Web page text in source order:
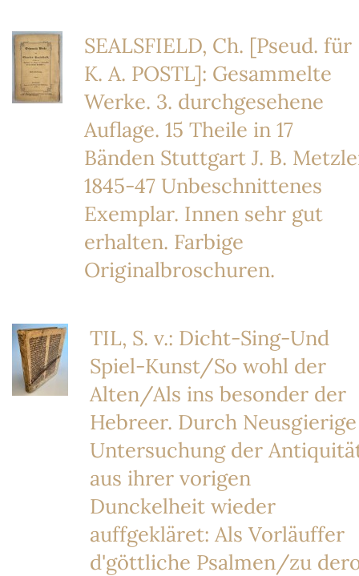
SEALSFIELD, Ch. [Pseud. für
K. A. POSTL]: Gesammelte
Werke. 3. durchgesehene
Auflage. 15 Theile in 17
Bänden Stuttgart J. B.
1845-47 Unbeschnittenes
Exemplar. Innen sehr gut
erhalten. Farbige
Originalbroschuren.
TIL, S. v.: Dicht-Sing-Und
Spiel-Kunst/So wohl der
Alten/Als ins besonder der
Hebreer. Durch Neusgierige
Untersuchung der
aus ihrer vorigen
Dunckelheit wieder
auffgekläret: Als Vorläuffer
d'göttliche Psalmen/zu